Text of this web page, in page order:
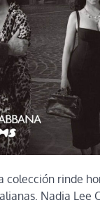
colección rinde
Nadia Lee